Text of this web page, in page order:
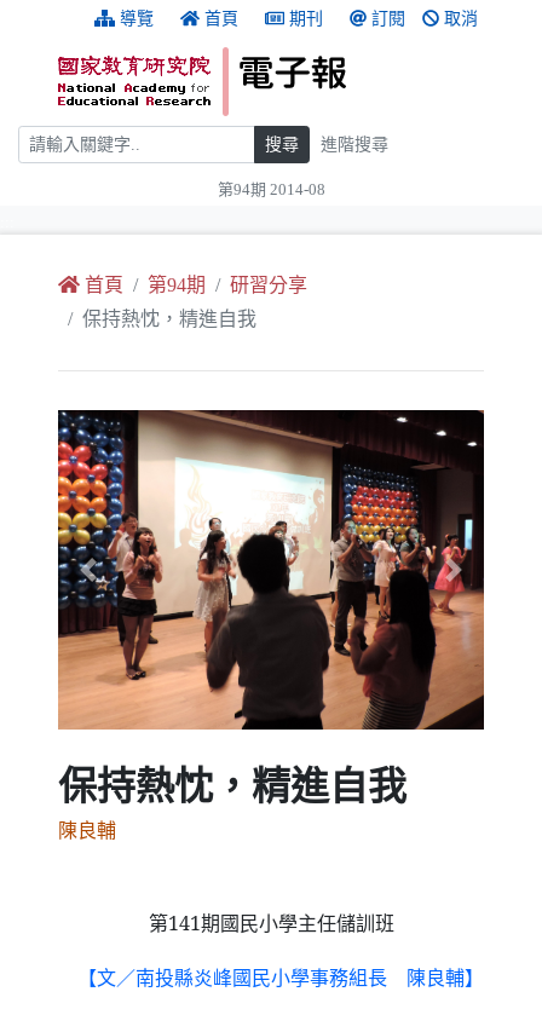
跳到主要內容 導覽 首頁 期刊 訂閱 取消
搜尋 搜尋 進階搜尋
第94期 2014-08
首頁 第94期
研習分享
保持熱忱，精進自我
Previous Next
保持熱忱，精進自我
陳良輔
第141期國民小學主任儲訓班
【文／南投縣炎峰國民小學事務組長 陳良輔】